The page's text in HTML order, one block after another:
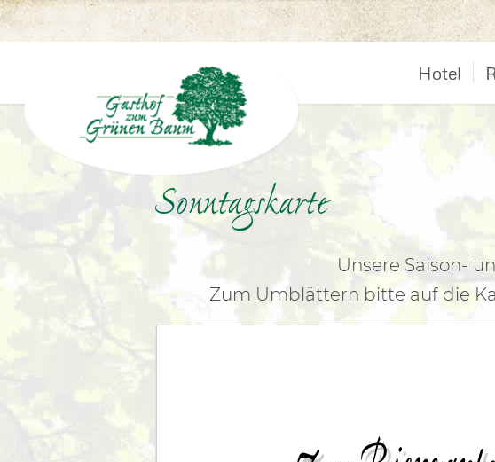
Hotel
Sonntagskarte
Unsere Saison-
Zum Umblättern bitte auf die